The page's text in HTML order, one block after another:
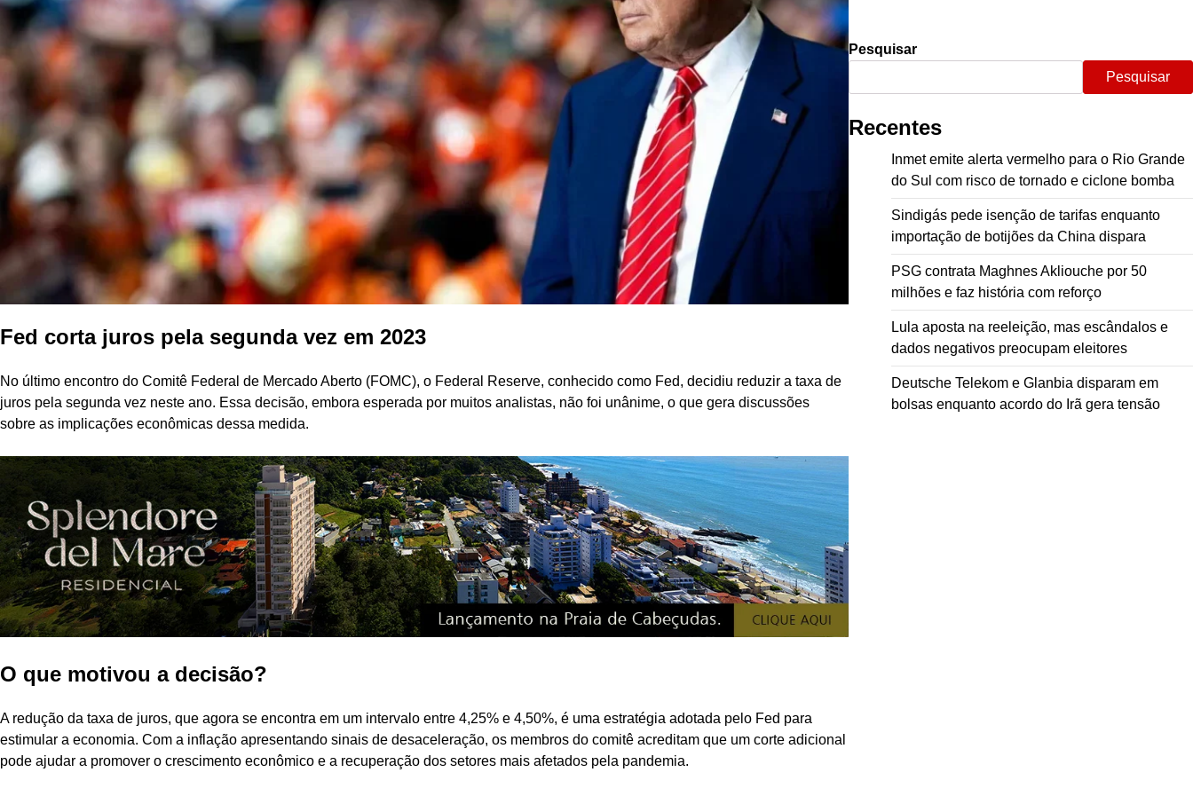
Fed corta juros pela segunda vez em 2023
No último encontro do Comitê Federal de Mercado Aberto (FOMC), o Federal Reserve, conhecido como Fed, decidiu reduzir a taxa de
juros pela segunda vez neste ano. Essa decisão, embora esperada por muitos analistas, não foi unânime, o que gera discussões
sobre as implicações econômicas dessa medida.
O que motivou a decisão?
A redução da taxa de juros, que agora se encontra em um intervalo entre 4,25% e 4,50%, é uma estratégia adotada pelo Fed para
estimular a economia. Com a inflação apresentando sinais de desaceleração, os membros do comitê acreditam que um corte adicional
pode ajudar a promover o crescimento econômico e a recuperação dos setores mais afetados pela pandemia.
Pesquisar
Pesquisar
Recentes
Inmet emite alerta vermelho para o Rio Grande
do Sul com risco de tornado e ciclone bomba
Sindigás pede isenção de tarifas enquanto
importação de botijões da China dispara
PSG contrata Maghnes Akliouche por 50
milhões e faz história com reforço
Lula aposta na reeleição, mas escândalos e
dados negativos preocupam eleitores
Deutsche Telekom e Glanbia disparam em
bolsas enquanto acordo do Irã gera tensão